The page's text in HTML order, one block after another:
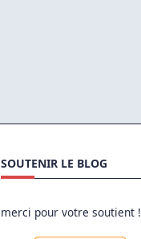
SOUTENIR LE BLOG
merci pour votre soutient !